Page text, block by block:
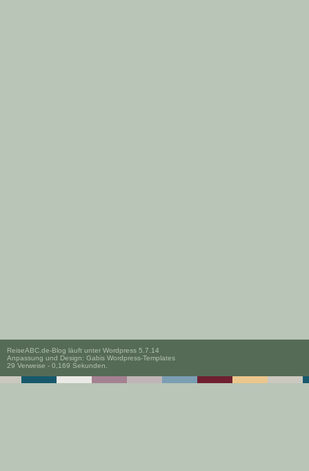
ReiseABC.de-Blog läuft unter Wordpress 5.7.14
Anpassung und Design: Gabis Wordpress-Templates
29 Verweise - 0,169 Sekunden.